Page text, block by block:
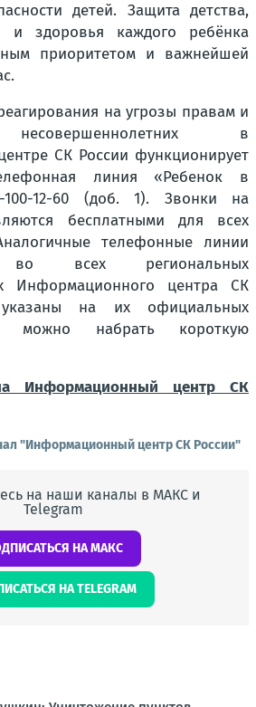
детей. Защита детства,
и здоровья каждого ребёнка
приоритетом и важнейшей
на угрозы правам и
несовершеннолетних в
СК России функционирует
линия «Ребенок в
100-12-60 (доб. 1). Звонки на
бесплатными для всех
телефонные линии
во всех региональных
Информационного центра СК
на их официальных
можно набрать короткую
Информационный центр СК
"Информационный центр СК России"
на наши каналы в МАКС и
Telegram
НА МАКС
НА TELEGRAM